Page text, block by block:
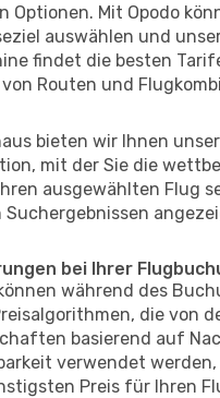
Optionen. Mit Opodo
auswählen und
findet die besten
Routen und
bieten wir Ihnen
mit der Sie die
ausgewählten Flug
Suchergebnissen
bei Ihrer
während des
die von
basierend auf
verwendet werden,
Preis für Ihren